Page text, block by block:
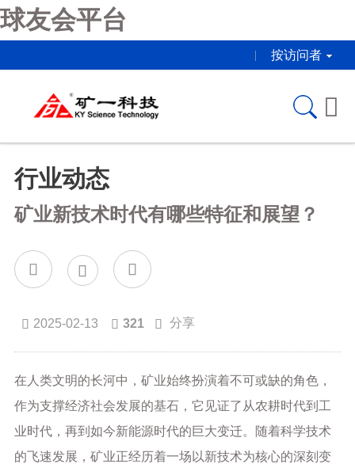
球友会平台
按访问者

行业动态
矿业新技术时代有哪些特征和展望？
  
 2025-02-13  321  分享
在人类文明的长河中，矿业始终扮演着不可或缺的角色，
作为支撑经济社会发展的基石，它见证了从农耕时代到工
业时代，再到如今新能源时代的巨大变迁。随着科学技术
的飞速发展，矿业正经历着一场以新技术为核心的深刻变